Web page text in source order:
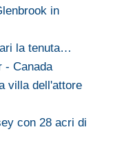
in
la tenuta…
- Canada
villa dell'attore
con 28 acri di